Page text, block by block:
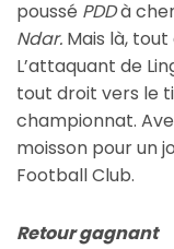
poussé PDDà
Ndar. Mais là,
L’attaquant de
tout droit vers le
championnat.
moisson pour un
Football Club.
Retour gagnant